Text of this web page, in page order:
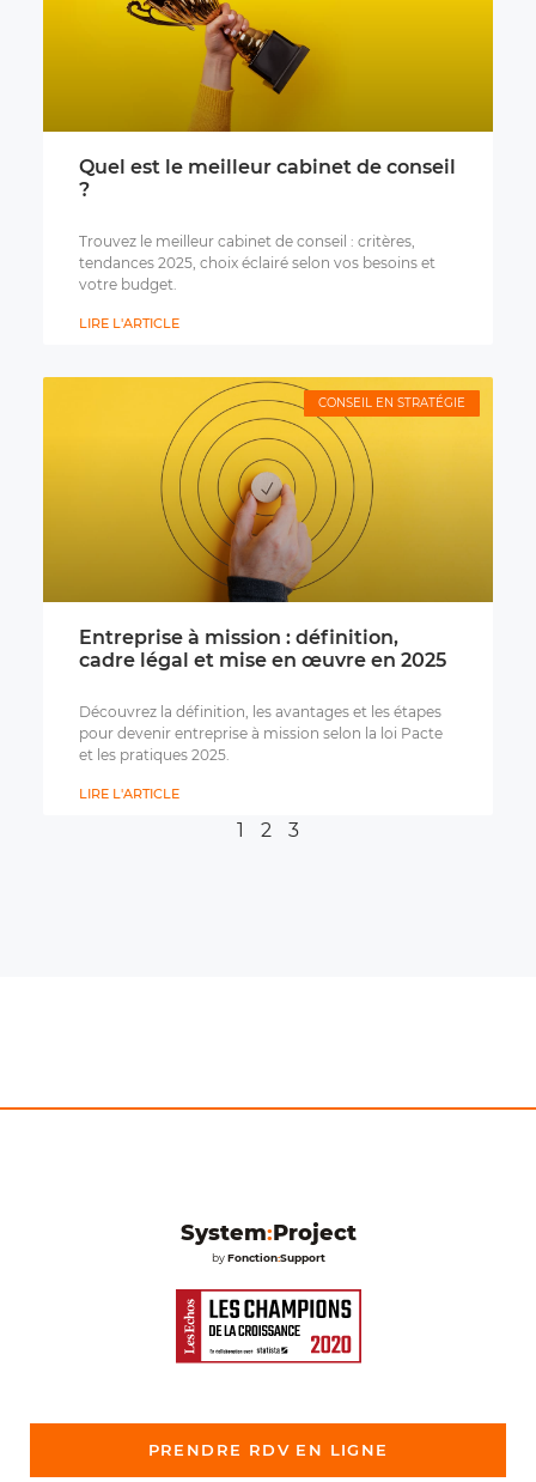
Quel est le meilleur cabinet de conseil
?
Trouvez le meilleur cabinet de conseil : critères,
tendances 2025, choix éclairé selon vos besoins et
votre budget.
LIRE L'ARTICLE
CONSEIL EN STRATÉGIE
Entreprise à mission : définition,
cadre légal et mise en œuvre en 2025
Découvrez la définition, les avantages et les étapes
pour devenir entreprise à mission selon la loi Pacte
et les pratiques 2025.
LIRE L'ARTICLE
1 2 3
System:Project
byFonction:Support
PRENDRE RDV EN LIGNE